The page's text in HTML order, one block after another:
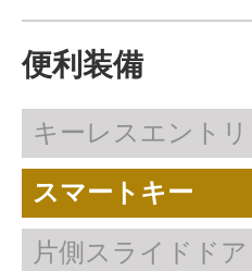
便利装備
キーレスエントリ
スマートキー
片側スライドドア